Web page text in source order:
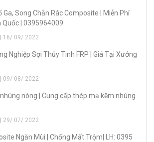
Ga, Song Chắn Rác Composite | Miễn Phí
Quốc | 0395964009
| 16/ 09/ 2022
Nghiệp Sợi Thủy Tinh FRP | Giá Tại Xưởng
| 09/ 08/ 2022
nóng | Cung cấp thép mạ kẽm nhúng
| 29/ 07/ 2022
Ngăn Mùi | Chống Mất Trộm| LH: 0395